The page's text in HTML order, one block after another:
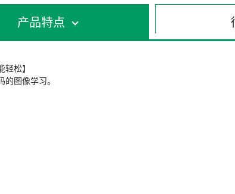
产品特点
轻松】
的图像学习。